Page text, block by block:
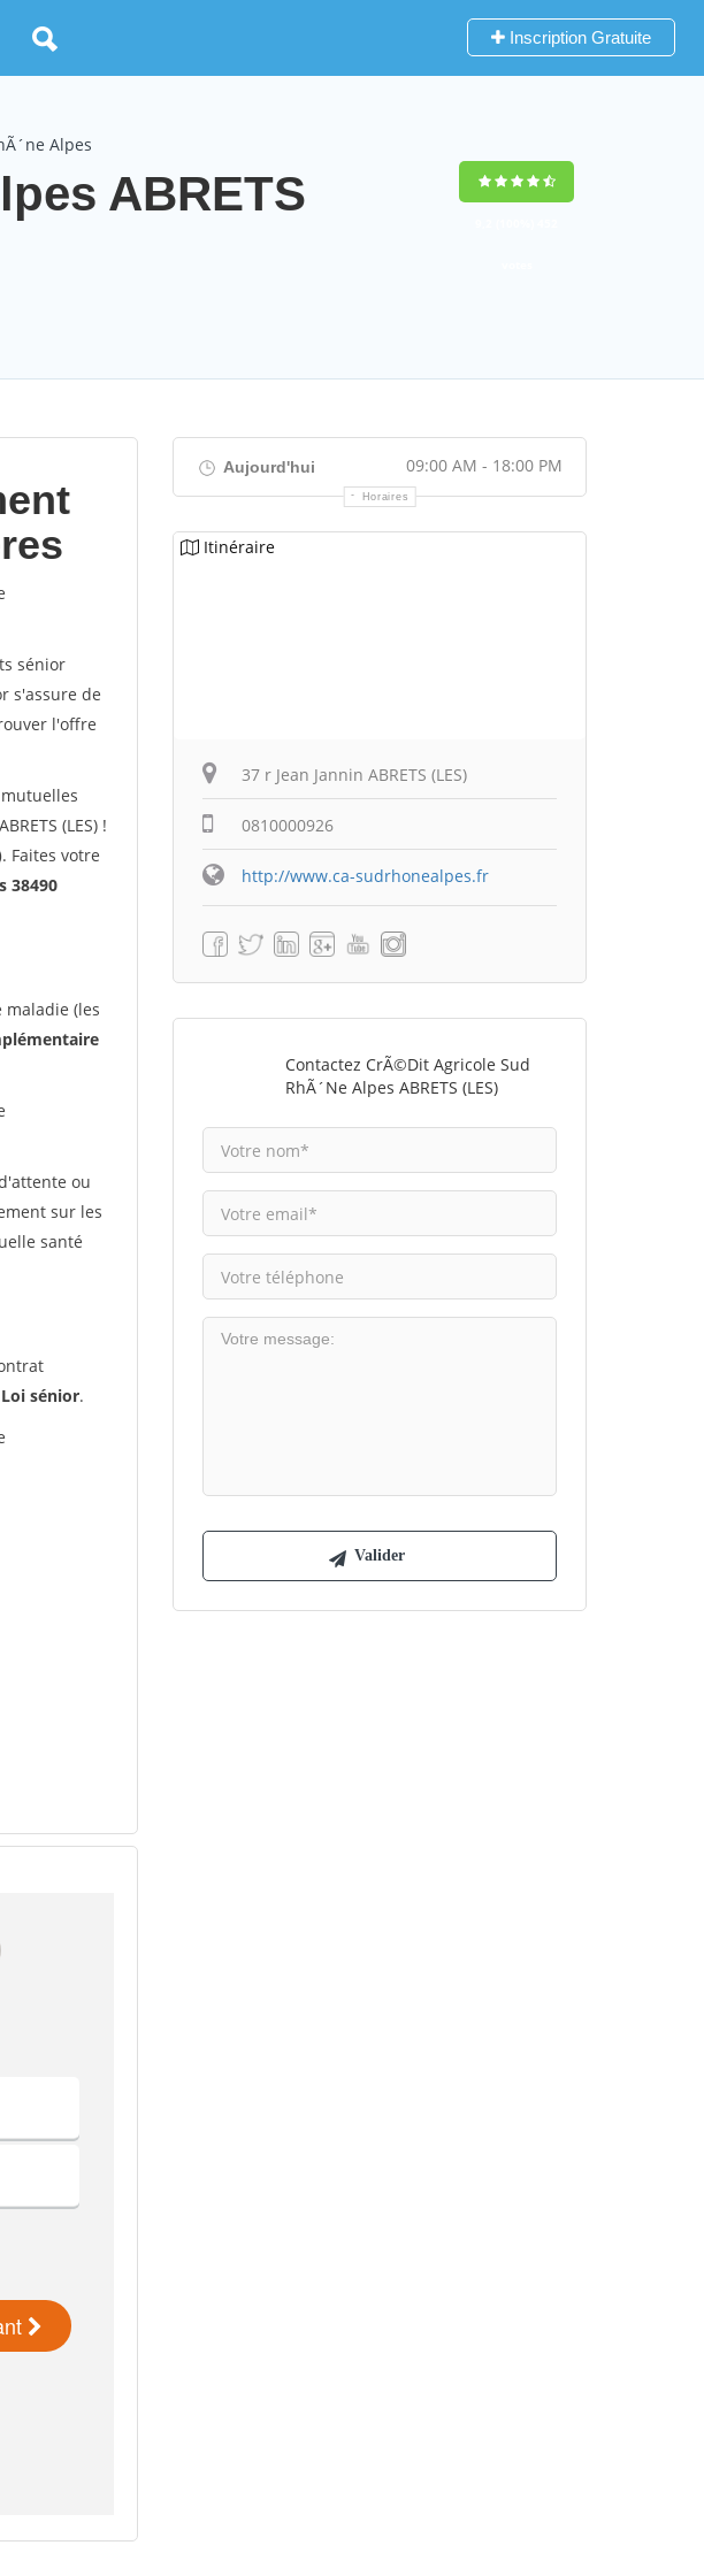
Inscription Gratuite
Alpes
ABRETS
sénior
s'assure de
l'offre
(LES) !
. Faites votre
38490
maladie (les
ou
sur les
santé
Loi sénior.
Aujourd'hui 09:00 AM - 18:00 PM
Horaires
Itinéraire
37 r Jean Jannin ABRETS (LES)
0810000926
http://www.ca-sudrhonealpes.fr
Contactez CrÃ©dit Agricole Sud
RhÃ´ne Alpes ABRETS (LES)